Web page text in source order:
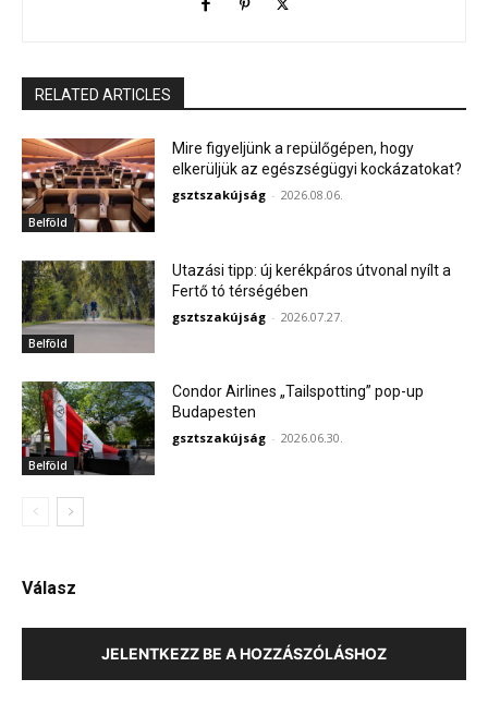
RELATED ARTICLES
Belföld
Mire figyeljünk a repülőgépen, hogy
elkerüljük az egészségügyi kockázatokat?
gsztszakújság - 2026.08.06.
Belföld
Utazási tipp: új kerékpáros útvonal nyílt a
Fertő tó térségében
gsztszakújság - 2026.07.27.
Belföld
Condor Airlines „Tailspotting” pop-up
Budapesten
gsztszakújság - 2026.06.30.
Válasz
JELENTKEZZ BE A HOZZÁSZÓLÁSHOZ